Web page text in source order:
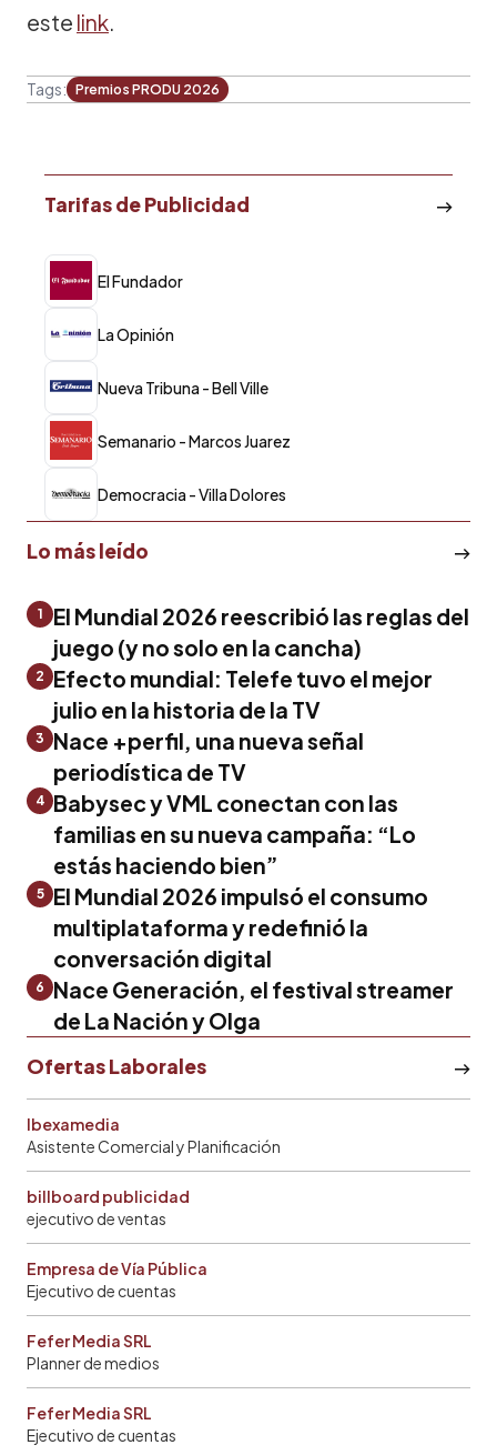
este link.
Tags: Premios PRODU 2026
Tarifas de Publicidad
El Fundador
La Opinión
Nueva Tribuna - Bell Ville
Semanario - Marcos Juarez
Democracia - Villa Dolores
Lo más leído
1
El Mundial 2026 reescribió las reglas del
juego (y no solo en la cancha)
2
Efecto mundial: Telefe tuvo el mejor
julio en la historia de la TV
3
Nace +perfil, una nueva señal
periodística de TV
4 Babysec y VML conectan con las
familias en su nueva campaña: “Lo
estás haciendo bien”
5
El Mundial 2026 impulsó el consumo
multiplataforma y redefinió la
conversación digital
6
Nace Generación, el festival streamer
de La Nación y Olga
Ofertas Laborales
Ibexamedia
Asistente Comercial y Planificación
billboard publicidad
ejecutivo de ventas
Empresa de Vía Pública
Ejecutivo de cuentas
Fefer Media SRL
Planner de medios
Fefer Media SRL
Ejecutivo de cuentas